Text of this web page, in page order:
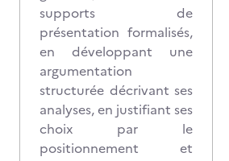
supports de
présentation formalisés,
en développant une
argumentation
structurée décrivant ses
analyses, en justifiant ses
choix par le
positionnement et